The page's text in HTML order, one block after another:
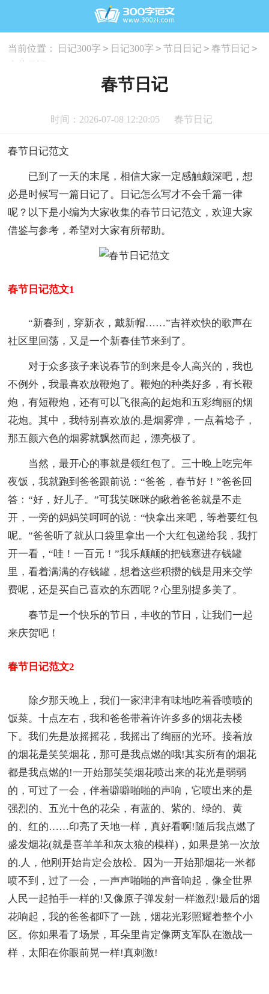
当前位置： 日记300字 > 日记300字 > 节日日记 > 春节日记 >
春节日记
时间：2026-07-08 12:20:05 春节日记
春节日记范文
已到了一天的末尾，相信大家一定感触颇深吧，想
必是时候写一篇日记了。日记怎么写才不会千篇一律
呢？以下是小编为大家收集的春节日记范文，欢迎大家
借鉴与参考，希望对大家有所帮助。
春节日记范文1
“新春到，穿新衣，戴新帽……”吉祥欢快的歌声在
社区里回荡，又是一个新春佳节来到了。
对于众多孩子来说春节的到来是令人高兴的，我也
不例外，我最喜欢放鞭炮了。鞭炮的种类好多，有长鞭
炮，有短鞭炮，还有可以飞很高的起炮和五彩绚丽的烟
花炮。其中，我特别喜欢放的.是烟雾弹，一点着埝子，
那五颜六色的烟雾就飘然而起，漂亮极了。
当然，最开心的事就是领红包了。三十晚上吃完年
夜饭，我就跑到爸爸跟前说：“爸爸，春节好！”爸爸回
答﹕“好，好儿子。”可我笑咪咪的瞅着爸爸就是不走
开，一旁的妈妈笑呵呵的说﹕“快拿出来吧，等着要红包
呢。”爸爸听了就从口袋里拿出一个大红包递给我，我打
开一看，“哇！一百元！”我乐颠颠的把钱塞进存钱罐
里，看着满满的存钱罐，想着这些积攒的钱是用来交学
费呢，还是买自己喜欢的东西呢？心里别提多美了。
春节是一个快乐的节日，丰收的节日，让我们一起
来庆贺吧！
春节日记范文2
除夕那天晚上，我们一家津津有味地吃着香喷喷的
饭菜。十点左右，我和爸爸带着许许多多的烟花去楼
下。我们先是放摇摇花，我摇出了绚丽的光环。接着放
的烟花是笑笑烟花，那可是我点燃的哦!其实所有的烟花
都是我点燃的!一开始那笑笑烟花喷出来的花光是弱弱
的，可过了一会，伴着噼噼啪啪的声响，它喷出来的是
强烈的、五光十色的花朵，有蓝的、紫的、绿的、黄
的、红的……印亮了天地一样，真好看啊!随后我点燃了
盛发烟花(就是喜羊羊和灰太狼的模样)，如果是第一次放
的.人，他刚开始肯定会放松。因为一开始那烟花一米都
喷不到，过了一会，一声声啪啪的声音响起，像全世界
人民一起拍手一样的!又像原子弹发射一样激烈!最后的烟
花响起，我的爸爸都吓了一跳，烟花光彩照耀着整个小
区。你如果看了场景，耳朵里肯定像两支军队在激战一
样，太阳在你眼前晃一样!真刺激!